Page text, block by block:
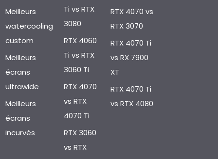
Meilleurs
watercooling
custom
Meilleurs
écrans
ultrawide
Meilleurs
écrans
incurvés
Ti vs RTX
3080
RTX 4060
Ti vs RTX
3060 Ti
RTX 4070
vs RTX
4070 Ti
RTX 3060
vs RTX
RTX 4070 vs
RTX 3070
RTX 4070 Ti
vs RX 7900
XT
RTX 4070 Ti
vs RTX 4080